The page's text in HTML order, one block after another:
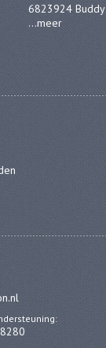
6823924
...meer